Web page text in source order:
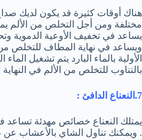
هناك أوقات كثيرة قد يكون لديك
مختلفة ومن أجل التخلص من الألم
يساعد في تخفيف الأوعية الدموية
ويساعد في نهاية المطاف للتخلص من
الأولية بالماء البارد يتم تشغيل
بالتناوب للتخلص من الألم في النهاية
7.النعناع الدافئ :
يمتلك النعناع خصائص مهدئة تساعد
. ويمكنك تناول الشاي بالأعشاب